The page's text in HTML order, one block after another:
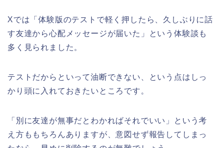
Xでは「体験版のテストで軽く押したら、久しぶりに話
す友達から心配メッセージが届いた」という体験談も
多く見られました。
テストだからといって油断できない、という点はしっ
かり頭に入れておきたいところです。
「別に友達が無事だとわかればそれでいい」という考
え方ももちろんありますが、意図せず報告してしまっ